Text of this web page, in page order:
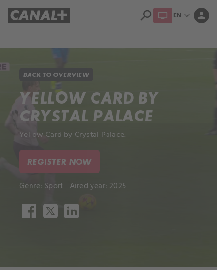
search EN expand_more person
BACK TO OVERVIEW
YELLOW CARD BY
CRYSTAL PALACE
Yellow Card by Crystal Palace.
REGISTER NOW
Genre: Sport Aired year: 2025